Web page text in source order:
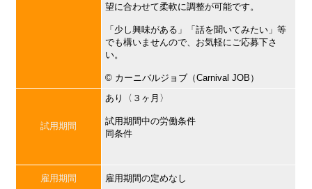
望に合わせて柔軟に調整が可能です。
「少し興味がある」「話を聞いてみたい」等
でも構いませんので、お気軽にご応募下さ
い。
©︎ カーニバルジョブ（Carnival JOB）
試用期間
あり〈３ヶ月〉
試用期間中の労働条件
同条件
雇用期間 雇用期間の定めなし